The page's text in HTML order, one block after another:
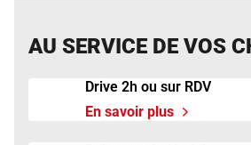
AU SERVICE DE VOS
Drive 2h ou sur RDV
En savoir plus à propos